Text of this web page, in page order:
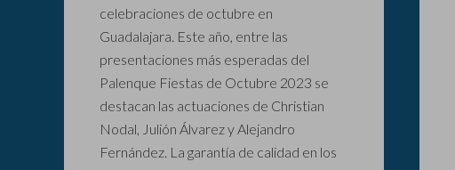
celebraciones de octubre en
Guadalajara. Este año, entre las
presentaciones más esperadas del
Palenque Fiestas de Octubre 2023 se
destacan las actuaciones de Christian
Nodal, Julión Álvarez y Alejandro
Fernández. La garantía de calidad en los